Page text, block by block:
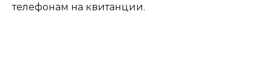
телефонам на квитанции.